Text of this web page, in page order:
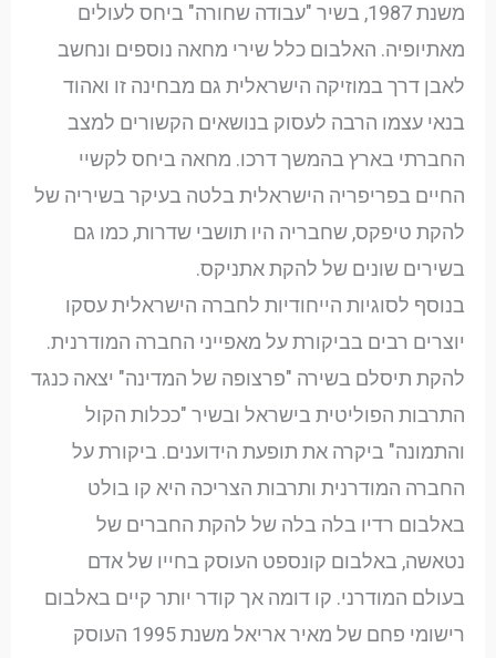
משנת 1987, בשיר "עבודה שחורה" ביחס לעולים
מאתיופיה. האלבום כלל שירי מחאה נוספים ונחשב
לאבן דרך במוזיקה הישראלית גם מבחינה זו ואהוד
בנאי עצמו הרבה לעסוק בנושאים הקשורים למצב
החברתי בארץ בהמשך דרכו. מחאה ביחס לקשיי
החיים בפריפריה הישראלית בלטה בעיקר בשיריה של
להקת טיפקס, שחבריה היו תושבי שדרות, כמו גם
בשירים שונים של להקת אתניקס.
בנוסף לסוגיות הייחודיות לחברה הישראלית עסקו
יוצרים רבים בביקורת על מאפייני החברה המודרנית.
להקת תיסלם בשירה "פרצופה של המדינה" יצאה כנגד
התרבות הפוליטית בישראל ובשיר "ככלות הקול
והתמונה" ביקרה את תופעת הידוענים. ביקורת על
החברה המודרנית ותרבות הצריכה היא קו בולט
באלבום רדיו בלה בלה של להקת החברים של
נטאשה, באלבום קונספט העוסק בחייו של אדם
בעולם המודרני. קו דומה אך קודר יותר קיים באלבום
רישומי פחם של מאיר אריאל משנת 1995 העוסק